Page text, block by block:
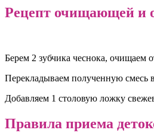
Рецепт очищающей и
Берем 2 зубчика чеснока, очищаем
Перекладываем полученную смесь
Добавляем 1 столовую ложку
Правила приема